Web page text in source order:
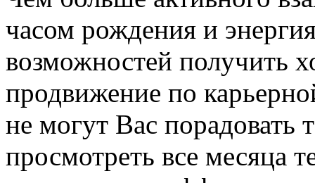
часом рождения и
возможностей получить
продвижение по
не могут Вас порадовать
просмотреть все месяца